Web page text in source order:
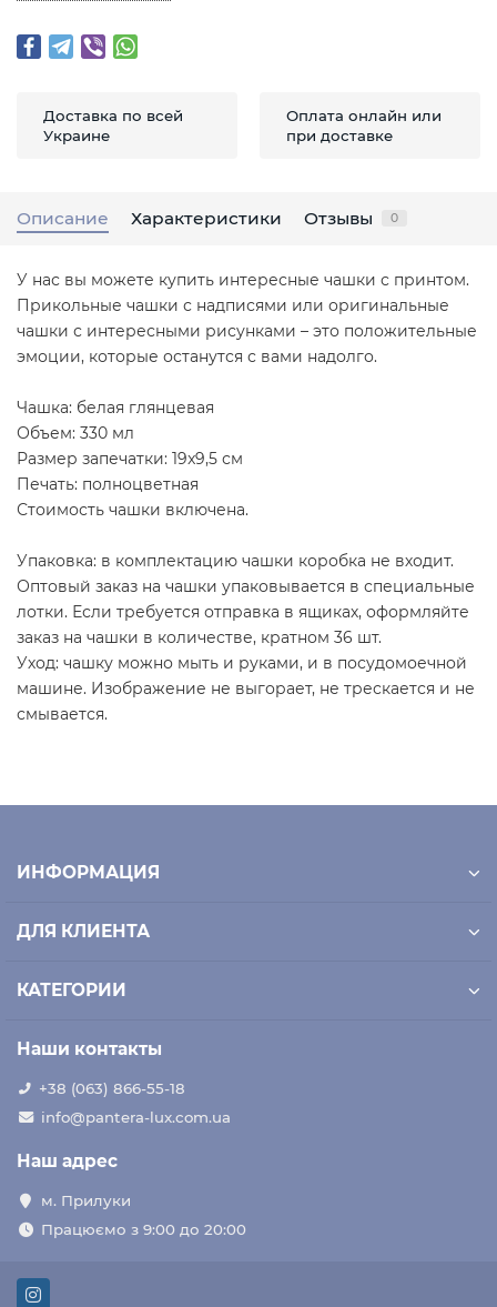
Доставка по всей
Украине
Оплата онлайн или
при доставке
Описание Характеристики Отзывы 0
У нас вы можете купить интересные чашки с принтом.
Прикольные чашки с надписями или оригинальные
чашки с интересными рисунками – это положительные
эмоции, которые останутся с вами надолго.
Чашка: белая глянцевая
Объем: 330 мл
Размер запечатки: 19x9,5 см
Печать: полноцветная
Стоимость чашки включена.
Упаковка: в комплектацию чашки коробка не входит.
Оптовый заказ на чашки упаковывается в специальные
лотки. Если требуется отправка в ящиках, оформляйте
заказ на чашки в количестве, кратном 36 шт.
Уход: чашку можно мыть и руками, и в посудомоечной
машине. Изображение не выгорает, не трескается и не
смывается.
ИНФОРМАЦИЯ
ДЛЯ КЛИЕНТА
КАТЕГОРИИ
Наши контакты
+38 (063) 866-55-18
info@pantera-lux.com.ua
Наш адрес
м. Прилуки
Працюємо з 9:00 до 20:00